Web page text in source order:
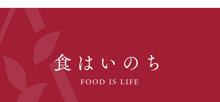
食はいのち
FOOD IS LIFE